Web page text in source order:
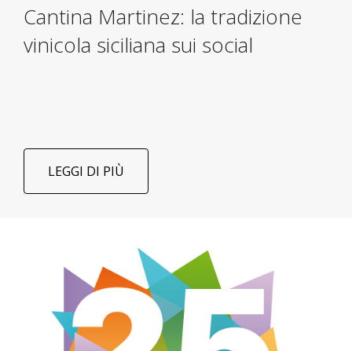
Cantina Martinez: la tradizione
vinicola siciliana sui social
LEGGI DI PIÙ